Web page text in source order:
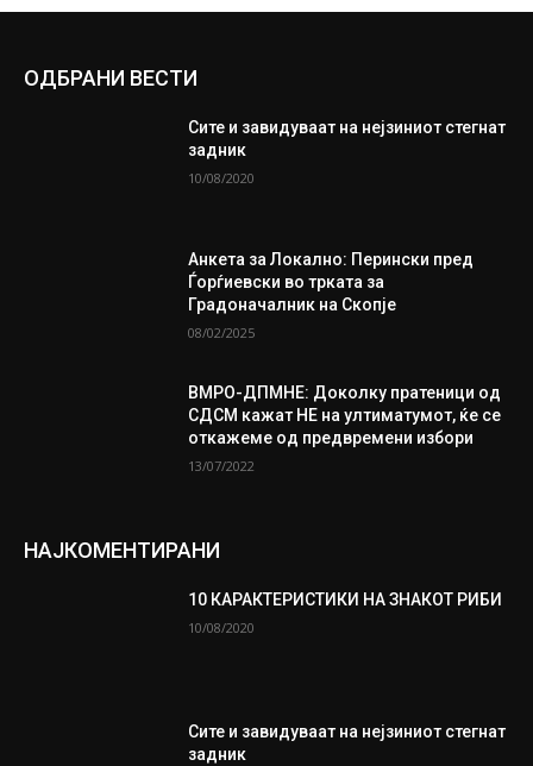
ОДБРАНИ ВЕСТИ
Сите и завидуваат на нејзиниот стегнат
задник
10/08/2020
Анкета за Локално: Перински пред
Ѓорѓиевски во трката за
Градоначалник на Скопје
08/02/2025
ВМРО-ДПМНЕ: Доколку пратеници од
СДСМ кажат НЕ на ултиматумот, ќе се
откажеме од предвремени избори
13/07/2022
НАЈКОМЕНТИРАНИ
10 КАРАКТЕРИСТИКИ НА ЗНАКОТ РИБИ
10/08/2020
Сите и завидуваат на нејзиниот стегнат
задник